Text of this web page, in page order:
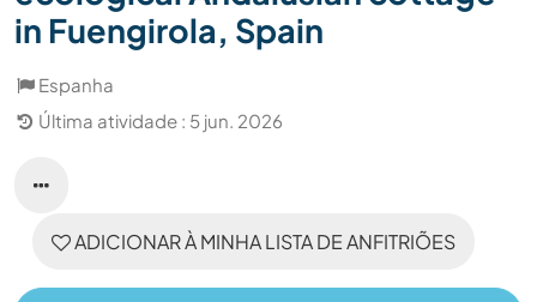
in Fuengirola, Spain
Espanha
Última atividade : 5 jun. 2026
ADICIONAR À MINHA LISTA DE ANFITRIÕES